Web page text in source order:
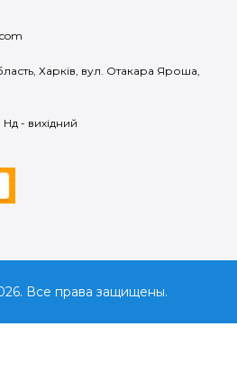
Харків, вул. Отакара Яроша,
- вихідний
Все права защищены.